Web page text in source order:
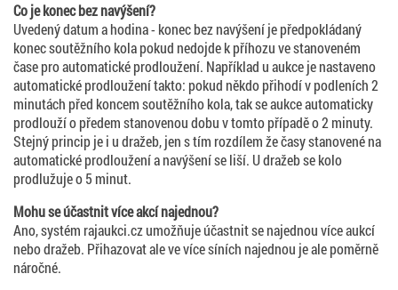
Co je konec bez navýšení?
Uvedený datum a hodina - konec bez navýšení je předpokládaný
konec soutěžního kola pokud nedojde k příhozu ve stanoveném
čase pro automatické prodloužení. Například u aukce je nastaveno
automatické prodloužení takto: pokud někdo přihodí v podleních 2
minutách před koncem soutěžního kola, tak se aukce automaticky
prodlouží o předem stanovenou dobu v tomto případě o 2 minuty.
Stejný princip je i u dražeb, jen s tím rozdílem že časy stanovené na
automatické prodloužení a navýšení se liší. U dražeb se kolo
prodlužuje o 5 minut.
Mohu se účastnit více akcí najednou?
Ano, systém rajaukci.cz umožňuje účastnit se najednou více aukcí
nebo dražeb. Přihazovat ale ve více síních najednou je ale poměrně
náročné.